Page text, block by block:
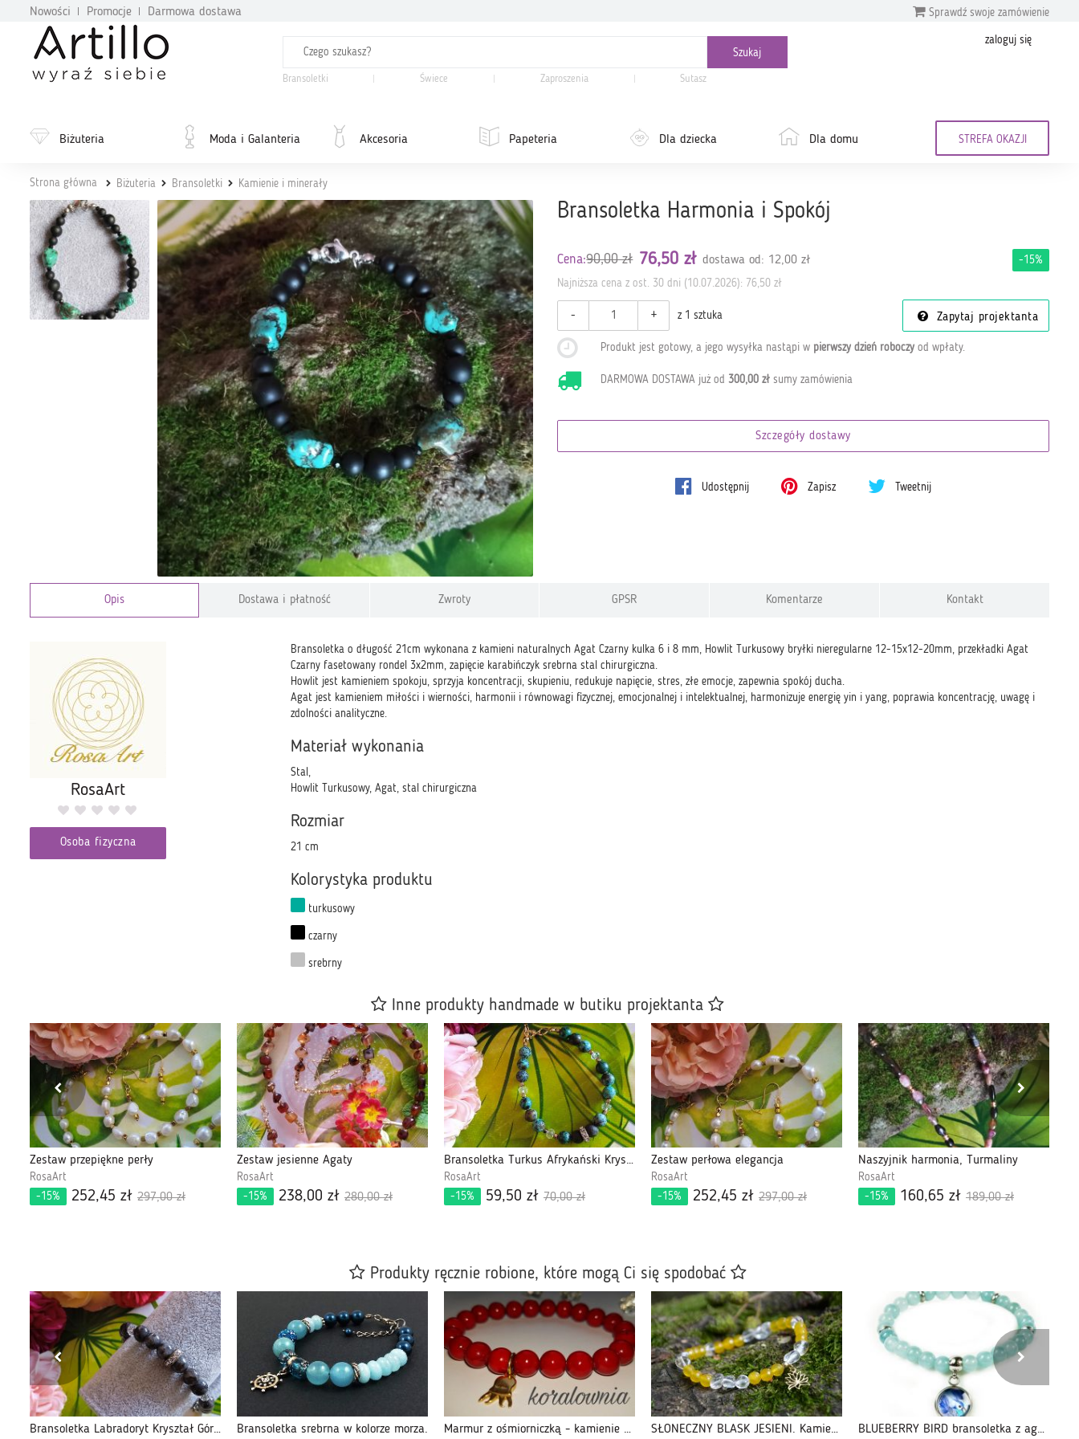
Nowości Promocje Darmowa dostawa Sprawdź swoje zamówienie
Bransoletki Świece Zaproszenia Sutasz
zaloguj się
Biżuteria Moda i Galanteria Akcesoria Papeteria Dla dziecka Dla domu STREFA OKAZJI
Strona główna Biżuteria Bransoletki Kamienie i minerały
Bransoletka Harmonia i Spokój
Cena:90,00 zł 76,50 zł dostawa od: 12,00 zł -15%
Najniższa cena z ost. 30 dni (10.07.2026): 76,50 zł
- + z 1 sztuka Zapytaj projektanta
Produkt jest gotowy, a jego wysyłka nastąpi w pierwszy dzień roboczyod wpłaty.
DARMOWA DOSTAWA już od 300,00 złsumy zamówienia
Szczegóły dostawy
Udostępnij Zapisz Tweetnij
Opis Dostawa i płatność Zwroty GPSR Komentarze Kontakt
Bransoletka o długość 21cm wykonana z kamieni naturalnych Agat Czarny kulka 6 i 8 mm, Howlit Turkusowy bryłki nieregularne 12-15x12-20mm, przekładki Agat
Czarny fasetowany rondel 3x2mm, zapięcie karabińczyk srebrna stal chirurgiczna.
Howlit jest kamieniem spokoju, sprzyja koncentracji, skupieniu, redukuje napięcie, stres, złe emocje, zapewnia spokój ducha.
Agat jest kamieniem miłości i wierności, harmonii i równowagi fizycznej, emocjonalnej i intelektualnej, harmonizuje energię yin i yang, poprawia koncentrację, uwagę i
zdolności analityczne.
Materiał wykonania
Stal,
Howlit Turkusowy, Agat, stal chirurgiczna
Rozmiar
21 cm
Kolorystyka produktu
turkusowy
czarny
srebrny
RosaArt
Osoba fizyczna
Inne produkty handmade w butiku projektanta
Zestaw przepiękne perły
RosaArt
-15%
252,45 zł 297,00 zł
Zestaw jesienne Agaty
RosaArt
-15%
238,00 zł 280,00 zł
Bransoletka Turkus Afrykański Kryształ Górski
RosaArt
-15%
59,50 zł 70,00 zł
Zestaw perłowa elegancja
RosaArt
-15%
252,45 zł 297,00 zł
Naszyjnik harmonia, Turmaliny
RosaArt
-15%
160,65 zł 189,00 zł
Produkty ręcznie robione, które mogą Ci się spodobać
Bransoletka Labradoryt Kryształ Górski Bransoletka srebrna w kolorze morza. Marmur z ośmiorniczką - kamienie naturalne SŁONECZNY BLASK JESIENI. Kamienie naturalne BLUEBERRY BIRD bransoletka z agatem